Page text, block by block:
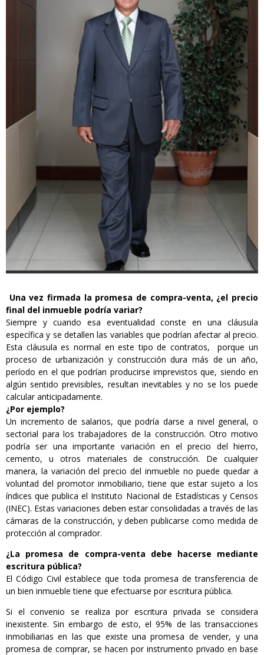
Una vez firmada la promesa de compra-venta, ¿el precio
final del inmueble podría variar?
Siempre y cuando esa eventualidad conste en una cláusula
específica y se detallen las variables que podrían afectar al precio.
Esta cláusula es normal en este tipo de contratos, porque un
proceso de urbanización y construcción dura más de un año,
período en el que podrían producirse imprevistos que, siendo en
algún sentido previsibles, resultan inevitables y no se los puede
calcular anticipadamente.
¿Por ejemplo?
Un incremento de salarios, que podría darse a nivel general, o
sectorial para los trabajadores de la construcción. Otro motivo
podría ser una importante variación en el precio del hierro,
cemento, u otros materiales de construcción. De cualquier
manera, la variación del precio del inmueble no puede quedar a
voluntad del promotor inmobiliario, tiene que estar sujeto a los
índices que publica el Instituto Nacional de Estadísticas y Censos
(INEC). Estas variaciones deben estar consolidadas a través de las
cámaras de la construcción, y deben publicarse como medida de
protección al comprador.
¿La promesa de compra-venta debe hacerse mediante
escritura pública?
El Código Civil establece que toda promesa de transferencia de
un bien inmueble tiene que efectuarse por escritura pública.
Si el convenio se realiza por escritura privada se considera
inexistente. Sin embargo de esto, el 95% de las transacciones
inmobiliarias en las que existe una promesa de vender, y una
promesa de comprar, se hacen por instrumento privado en base